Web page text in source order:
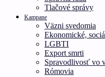
Tlačové správy
Kampane
Väzni svedomia
Ekonomické,
LGBTI
Export smrti
Spravodlivosť vo
Rómovia